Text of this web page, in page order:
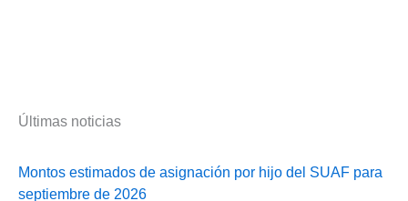
Últimas noticias
Montos estimados de asignación por hijo del SUAF para
septiembre de 2026